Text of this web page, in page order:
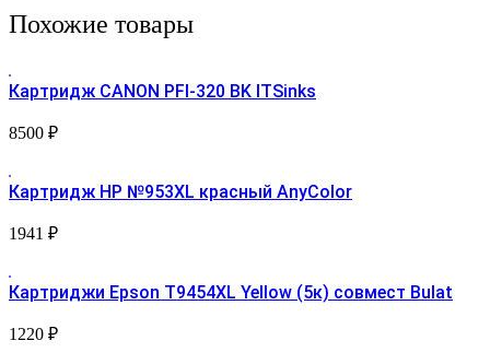
Похожие товары
Картридж CANON PFI-320 BK ITSinks
8500 ₽
Картридж HP №953XL красный AnyColor
1941 ₽
Картриджи Epson T9454XL Yellow (5к) совмест Bulat
1220 ₽